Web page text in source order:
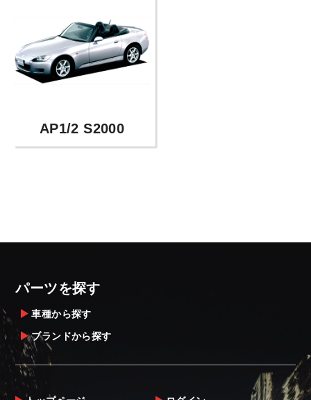
AP1/2 S2000
パーツを探す
車種から探す
ブランドから探す